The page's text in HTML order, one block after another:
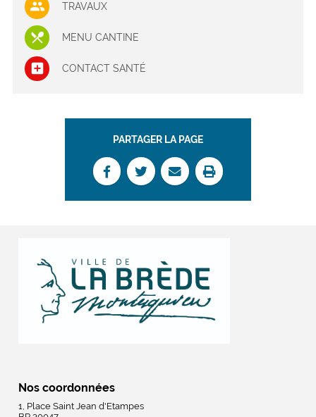
TRAVAUX
MENU CANTINE
CONTACT SANTÉ
PARTAGER LA PAGE
Nos coordonnées
1, Place Saint Jean d'Etampes